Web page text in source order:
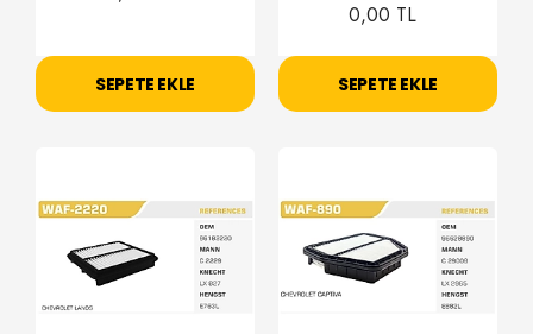
SEPETE EKLE
0,00 TL
SEPETE EKLE